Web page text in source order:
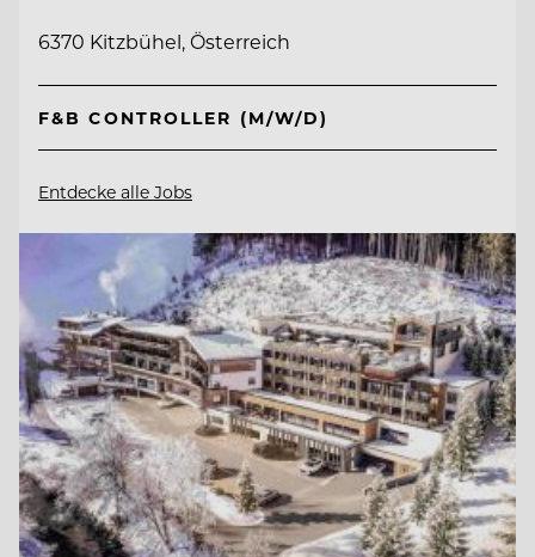
6370 Kitzbühel, Österreich
F&B CONTROLLER (M/W/D)
Entdecke alle Jobs